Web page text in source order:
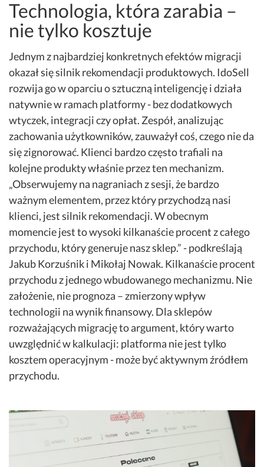
Technologia, która zarabia –
nie tylko kosztuje
Jednym z najbardziej konkretnych efektów migracji
okazał się silnik rekomendacji produktowych. IdoSell
rozwija go w oparciu o sztuczną inteligencję i działa
natywnie w ramach platformy - bez dodatkowych
wtyczek, integracji czy opłat. Zespół, analizując
zachowania użytkowników, zauważył coś, czego nie da
się zignorować. Klienci bardzo często trafiali na
kolejne produkty właśnie przez ten mechanizm.
„Obserwujemy na nagraniach z sesji, że bardzo
ważnym elementem, przez który przychodzą nasi
klienci, jest silnik rekomendacji. W obecnym
momencie jest to wysoki kilkanaście procent z całego
przychodu, który generuje nasz sklep.” - podkreślają
Jakub Korzuśnik i Mikołaj Nowak. Kilkanaście procent
przychodu z jednego wbudowanego mechanizmu. Nie
założenie, nie prognoza – zmierzony wpływ
technologii na wynik finansowy. Dla sklepów
rozważających migrację to argument, który warto
uwzględnić w kalkulacji: platforma nie jest tylko
kosztem operacyjnym - może być aktywnym źródłem
przychodu.